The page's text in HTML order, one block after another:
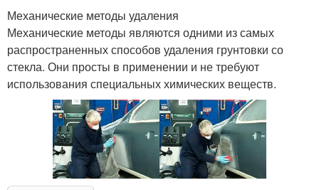
Механические методы удаления
Механические методы являются одними из самых
распространенных способов удаления грунтовки со
стекла. Они просты в применении и не требуют
использования специальных химических веществ.